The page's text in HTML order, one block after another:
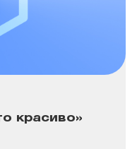
красиво»